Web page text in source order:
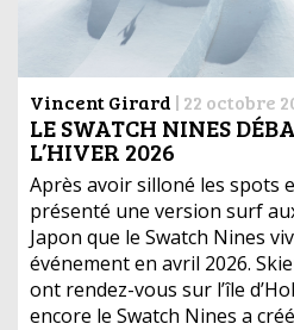
Vincent Girard | 22 octobre
LE SWATCH NINES
L’HIVER 2026
Après avoir silloné les spots
présenté une version surf
Japon que le Swatch Nines
événement en avril 2026.
ont rendez-vous sur l’île
encore le Swatch Nines a